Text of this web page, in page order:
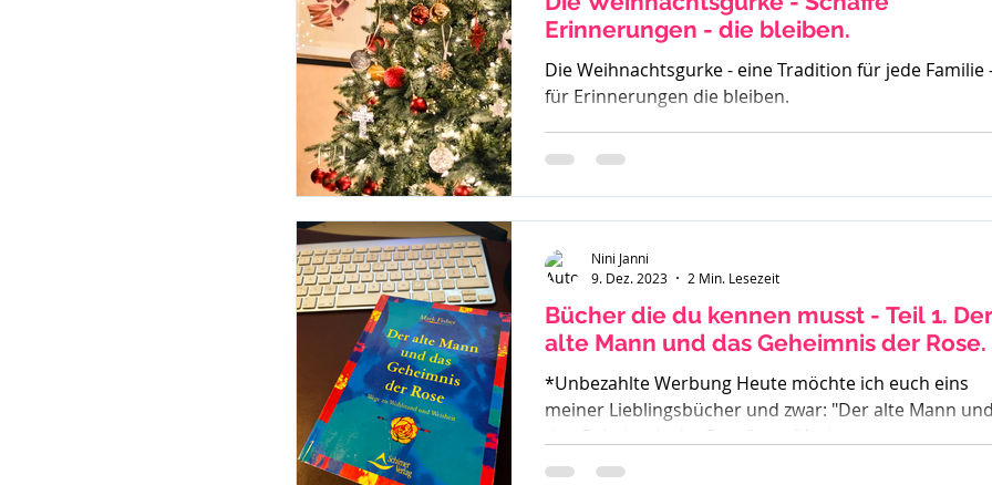
Erinnerungen - die bleiben.
Die Weihnachtsgurke - eine Tradition für jede Familie
für Erinnerungen die bleiben.
Bücher die du kennen musst - Teil 1. Der
alte Mann und das Geheimnis der Rose.
*Unbezahlte Werbung Heute möchte ich euch eins
meiner Lieblingsbücher und zwar: "Der alte Mann und
das Geheimnis der Rose" von Mark...
Nini Janni
9. Dez. 2023
2 Min. Lesezeit